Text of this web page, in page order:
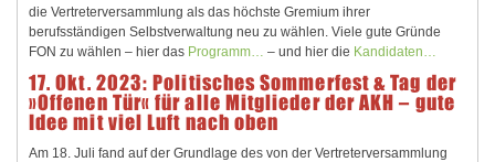
die Vertreterversammlung als das höchste Gremium ihrer
berufsständigen Selbstverwaltung neu zu wählen. Viele gute Gründe
FON zu wählen – hier das Programm… – und hier die Kandidaten…
17. Okt. 2023: Politisches Sommerfest & Tag der
»Offenen Tür« für alle Mitglieder der AKH – gute
Idee mit viel Luft nach oben
Am 18. Juli fand auf der Grundlage des von der Vertreterversammlung